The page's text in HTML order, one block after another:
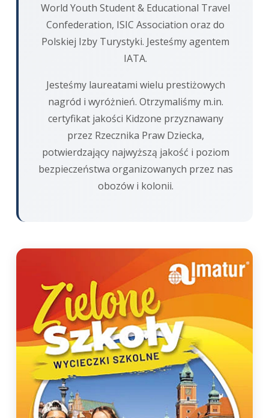
World Youth Student & Educational Travel
Confederation, ISIC Association oraz do
Polskiej Izby Turystyki. Jesteśmy agentem
IATA.
Jesteśmy laureatami wielu prestiżowych
nagród i wyróżnień. Otrzymaliśmy m.in.
certyfikat jakości Kidzone przyznawany
przez Rzecznika Praw Dziecka,
potwierdzający najwyższą jakość i poziom
bezpieczeństwa organizowanych przez nas
obozów i kolonii.